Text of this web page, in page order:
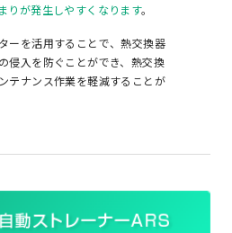
りが発生しやすくなります。
ーを活用することで、熱交換器
侵入を防ぐことができ、熱交換
テナンス作業を軽減することが